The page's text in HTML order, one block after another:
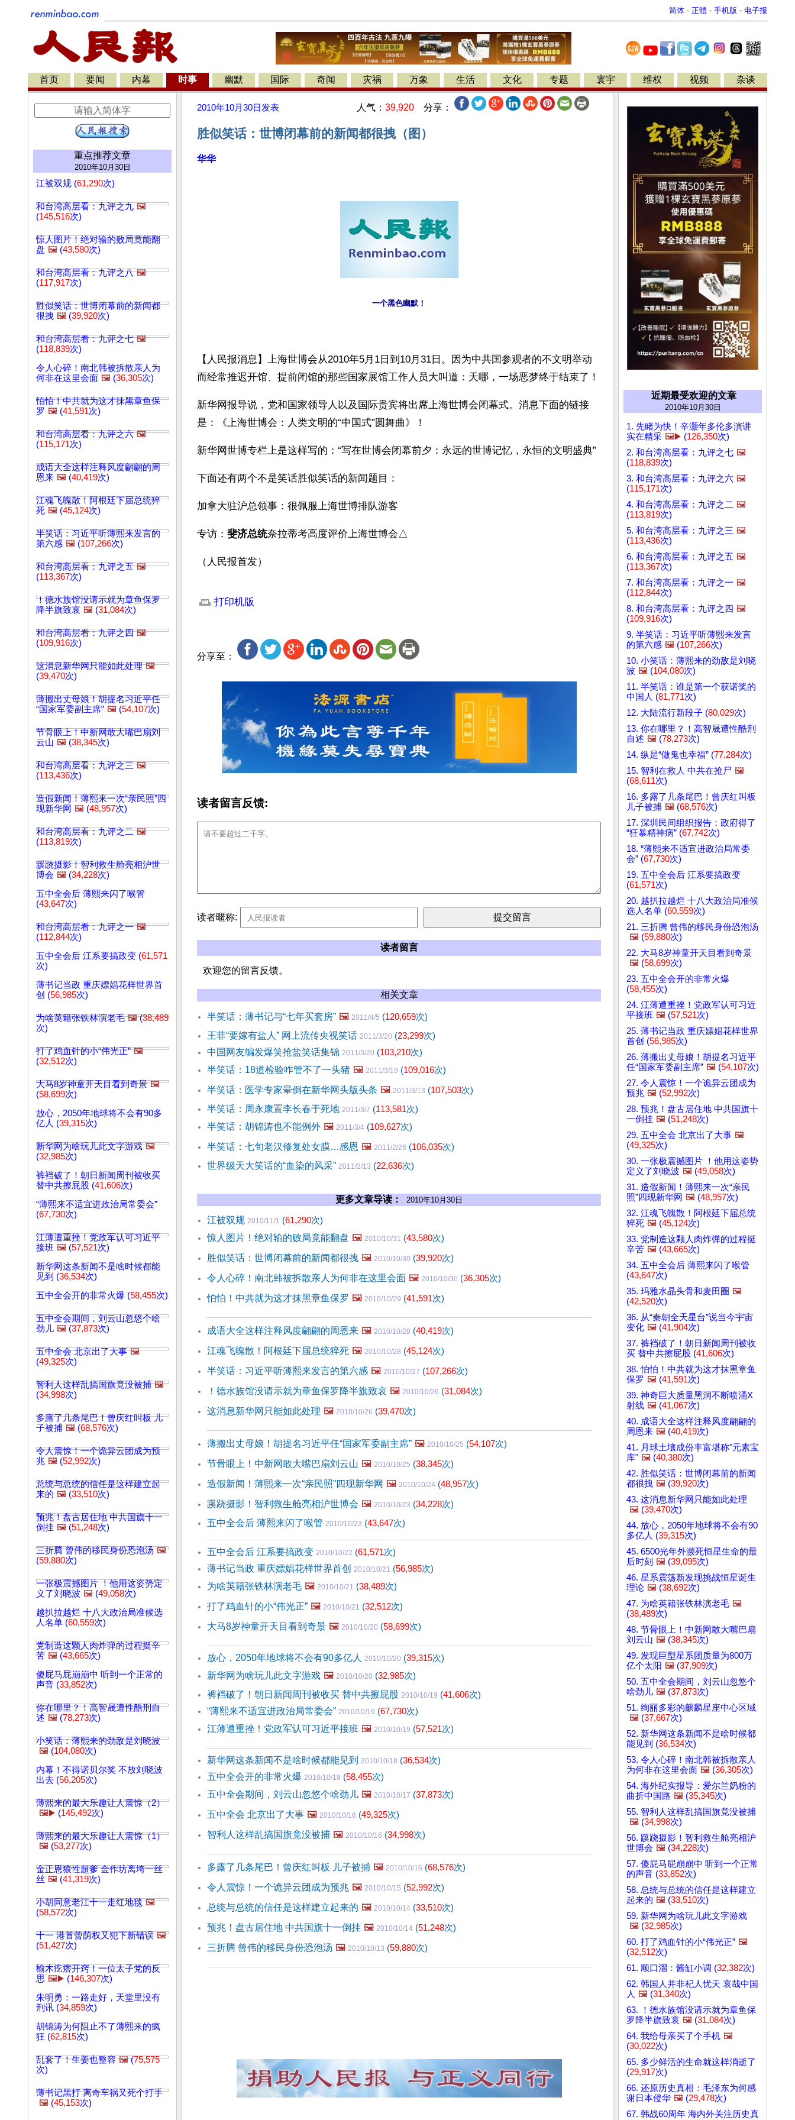
简体 - 正體 - 手机版 - 电子报
首页 要闻 内幕 时事 幽默 国际 奇闻 灾祸 万象 生活 文化 专题 寰宇 维权 视频 杂谈
重点推荐文章
2010年10月30日
江被双规 (61,290次)
和台湾高层看：九评之九 🖼️
(145,516次)
惊人图片！绝对输的败局竟能翻
盘 🖼️ (43,580次)
和台湾高层看：九评之八 🖼️
(117,917次)
胜似笑话：世博闭幕前的新闻都
很拽 🖼️ (39,920次)
和台湾高层看：九评之七 🖼️
(118,839次)
令人心碎！南北韩被拆散亲人为
何非在这里会面 🖼️ (36,305次)
怕怕！中共就为这才抹黑章鱼保
罗 🖼️ (41,591次)
和台湾高层看：九评之六 🖼️
(115,171次)
成语大全这样注释风度翩翩的周
恩来 🖼️ (40,419次)
江魂飞魄散！阿根廷下届总统猝
死 🖼️ (45,124次)
半笑话：习近平听薄熙来发言的
第六感 🖼️ (107,266次)
和台湾高层看：九评之五 🖼️
(113,367次)
！德水族馆没请示就为章鱼保罗
降半旗致哀 🖼️ (31,084次)
和台湾高层看：九评之四 🖼️
(109,916次)
这消息新华网只能如此处理 🖼️
(39,470次)
薄搬出丈母娘！胡提名习近平任
“国家军委副主席” 🖼️ (54,107次)
节骨眼上！中新网敢大嘴巴扇刘
云山 🖼️ (38,345次)
和台湾高层看：九评之三 🖼️
(113,436次)
造假新闻！薄熙来一次“亲民照”四
现新华网 🖼️ (48,957次)
和台湾高层看：九评之二 🖼️
(113,819次)
蹊跷摄影！智利救生舱亮相沪世
博会 🖼️ (34,228次)
五中全会后 薄熙来闪了喉管
(43,647次)
和台湾高层看：九评之一 🖼️
(112,844次)
五中全会后 江系要搞政变 (61,571
次)
薄书记当政 重庆嫖娼花样世界首
创 (56,985次)
为啥英籍张铁林演老毛 🖼️(38,489
次)
打了鸡血针的小“伟光正” 🖼️
(32,512次)
大马8岁神童开天目看到奇景 🖼️
(58,699次)
放心，2050年地球将不会有90多
亿人 (39,315次)
新华网为啥玩儿此文字游戏 🖼️
(32,985次)
裤裆破了！朝日新闻周刊被收买
替中共擦屁股 (41,606次)
“薄熙来不适宜进政治局常委会”
(67,730次)
江薄遭重挫！党政军认可习近平
接班 🖼️ (57,521次)
新华网这条新闻不是啥时候都能
见到 (36,534次)
五中全会开的非常火爆 (58,455次)
五中全会期间，刘云山忽悠个啥
劲儿 🖼️ (37,873次)
五中全会 北京出了大事 🖼️
(49,325次)
智利人这样乱搞国旗竟没被捕 🖼️
(34,998次)
多露了几条尾巴！曾庆红叫板 儿
子被捕 🖼️ (68,576次)
令人震惊！一个诡异云团成为预
兆 🖼️ (52,992次)
总统与总统的信任是这样建立起
来的 🖼️ (33,510次)
预兆！盘古居住地 中共国旗十一
倒挂 🖼️ (51,248次)
三折腾 曾伟的移民身份恐泡汤 🖼️
(59,880次)
一张极震撼图片 ！他用这姿势定
义了刘晓波 🖼️ (49,058次)
越扒拉越烂 十八大政治局准候选
人名单 (60,559次)
党制造这颗人肉炸弹的过程挺辛
苦 🖼️ (43,665次)
傻屁马屁崩崩中 听到一个正常的
声音 (33,852次)
你在哪里？！高智晟遭性酷刑自
述 🖼️ (78,273次)
小笑话：薄熙来的劲敌是刘晓波
🖼️ (104,080次)
内幕！不得诺贝尔奖 不放刘晓波
出去 (56,205次)
薄熙来的最大乐趣让人震惊（2）
🖼️▶️ (145,492次)
薄熙来的最大乐趣让人震惊（1）
🖼️ (53,277次)
金正恩狼性超爹 金作坊离垮一丝
丝 🖼️ (41,319次)
小胡同意老江十一走红地毯 🖼️
(58,572次)
十一 港首曾荫权又犯下新错误 🖼️
(51,427次)
榆木疙瘩开窍！一位太子党的反
思 🖼️▶️ (146,307次)
朱明勇：一路走好，天堂里没有
刑讯 (34,859次)
胡锦涛为何阻止不了薄熙来的疯
狂 (62,815次)
乱套了！生姜也整容 🖼️(75,575
次)
薄书记黑打 离奇车祸又死个打手
🖼️ (45,153次)
2010年10月30日 发表 人气： 39,920 分享：
胜似笑话：世博闭幕前的新闻都很拽（图）
华华
一个黑色幽默！
【人民报消息】上海世博会从2010年5月1日到10月31日。因为中共国参观者的不文明举动
而经常推迟开馆、提前闭馆的那些国家展馆工作人员大叫道：天哪，一场恶梦终于结束了！
新华网报导说，党和国家领导人以及国际贵宾将出席上海世博会闭幕式。消息下面的链接
是：《上海世博会：人类文明的“中国式”圆舞曲》！
新华网世博专栏上是这样写的：“写在世博会闭幕前夕：永远的世博记忆，永恒的文明盛典”
下面还有两个不是笑话胜似笑话的新闻题目：
加拿大驻沪总领事：很佩服上海世博排队游客
专访： 斐济总统奈拉蒂考高度评价上海世博会△
（人民报首发）
打印机版
分享至：
读者留言反馈:
读者暱称:
读者留言
欢迎您的留言反馈。
相关文章
半笑话：薄书记与“七年买套房” 🖼️ 2011/4/5 (120,659次)
王菲“要嫁有盐人” 网上流传央视笑话 2011/3/20 (23,299次)
中国网友编发爆笑抢盐笑话集锦 2011/3/20 (103,210次)
半笑话：18道检验咋管不了一头猪 🖼️ 2011/3/19 (109,016次)
半笑话：医学专家晕倒在新华网头版头条 🖼️ 2011/3/13 (107,503次)
半笑话：周永康置李长春于死地 2011/3/7 (113,581次)
半笑话：胡锦涛也不能例外 🖼️ 2011/3/4 (109,627次)
半笑话：七旬老汉修复处女膜…感恩 🖼️ 2011/2/26 (106,035次)
世界级天大笑话的“血染的风采” 2011/2/13 (22,636次)
更多文章导读： 2010年10月30日
江被双规 2010/11/1 (61,290次)
惊人图片！绝对输的败局竟能翻盘 🖼️ 2010/10/31 (43,580次)
胜似笑话：世博闭幕前的新闻都很拽 🖼️ 2010/10/30 (39,920次)
令人心碎！南北韩被拆散亲人为何非在这里会面 🖼️ 2010/10/30 (36,305次)
怕怕！中共就为这才抹黑章鱼保罗 🖼️ 2010/10/29 (41,591次)
成语大全这样注释风度翩翩的周恩来 🖼️ 2010/10/28 (40,419次)
江魂飞魄散！阿根廷下届总统猝死 🖼️ 2010/10/28 (45,124次)
半笑话：习近平听薄熙来发言的第六感 🖼️ 2010/10/27 (107,266次)
！德水族馆没请示就为章鱼保罗降半旗致哀 🖼️ 2010/10/26 (31,084次)
这消息新华网只能如此处理 🖼️ 2010/10/26 (39,470次)
薄搬出丈母娘！胡提名习近平任“国家军委副主席” 🖼️ 2010/10/25 (54,107次)
节骨眼上！中新网敢大嘴巴扇刘云山 🖼️ 2010/10/25 (38,345次)
造假新闻！薄熙来一次“亲民照”四现新华网 🖼️ 2010/10/24 (48,957次)
蹊跷摄影！智利救生舱亮相沪世博会 🖼️ 2010/10/23 (34,228次)
五中全会后 薄熙来闪了喉管 2010/10/23 (43,647次)
五中全会后 江系要搞政变 2010/10/22 (61,571次)
薄书记当政 重庆嫖娼花样世界首创 2010/10/21 (56,985次)
为啥英籍张铁林演老毛 🖼️ 2010/10/21 (38,489次)
打了鸡血针的小“伟光正” 🖼️ 2010/10/21 (32,512次)
大马8岁神童开天目看到奇景 🖼️ 2010/10/20 (58,699次)
放心，2050年地球将不会有90多亿人 2010/10/20 (39,315次)
新华网为啥玩儿此文字游戏 🖼️ 2010/10/20 (32,985次)
裤裆破了！朝日新闻周刊被收买 替中共擦屁股 2010/10/19 (41,606次)
“薄熙来不适宜进政治局常委会” 2010/10/19 (67,730次)
江薄遭重挫！党政军认可习近平接班 🖼️ 2010/10/19 (57,521次)
新华网这条新闻不是啥时候都能见到 2010/10/18 (36,534次)
五中全会开的非常火爆 2010/10/18 (58,455次)
五中全会期间，刘云山忽悠个啥劲儿 🖼️ 2010/10/17 (37,873次)
五中全会 北京出了大事 🖼️ 2010/10/16 (49,325次)
智利人这样乱搞国旗竟没被捕 🖼️ 2010/10/16 (34,998次)
多露了几条尾巴！曾庆红叫板 儿子被捕 🖼️ 2010/10/16 (68,576次)
令人震惊！一个诡异云团成为预兆 🖼️ 2010/10/15 (52,992次)
总统与总统的信任是这样建立起来的 🖼️ 2010/10/14 (33,510次)
预兆！盘古居住地 中共国旗十一倒挂 🖼️ 2010/10/14 (51,248次)
三折腾 曾伟的移民身份恐泡汤 🖼️ 2010/10/13 (59,880次)
近期最受欢迎的文章
2010年10月30日
1. 先睹为快！辛灏年多伦多演讲
实在精采 🖼️▶️ (126,350次)
2. 和台湾高层看：九评之七 🖼️
(118,839次)
3. 和台湾高层看：九评之六 🖼️
(115,171次)
4. 和台湾高层看：九评之二 🖼️
(113,819次)
5. 和台湾高层看：九评之三 🖼️
(113,436次)
6. 和台湾高层看：九评之五 🖼️
(113,367次)
7. 和台湾高层看：九评之一 🖼️
(112,844次)
8. 和台湾高层看：九评之四 🖼️
(109,916次)
9. 半笑话：习近平听薄熙来发言
的第六感 🖼️ (107,266次)
10. 小笑话：薄熙来的劲敌是刘晓
波 🖼️ (104,080次)
11. 半笑话：谁是第一个获诺奖的
中国人 (81,771次)
12. 大陆流行新段子 (80,029次)
13. 你在哪里？！高智晟遭性酷刑
自述 🖼️ (78,273次)
14. 纵是“做鬼也幸福” (77,284次)
15. 智利在救人 中共在抢尸 🖼️
(68,611次)
16. 多露了几条尾巴！曾庆红叫板
儿子被捕 🖼️ (68,576次)
17. 深圳民间组织报告：政府得了
“狂暴精神病” (67,742次)
18. “薄熙来不适宜进政治局常委
会” (67,730次)
19. 五中全会后 江系要搞政变
(61,571次)
20. 越扒拉越烂 十八大政治局准候
选人名单 (60,559次)
21. 三折腾 曾伟的移民身份恐泡汤
🖼️ (59,880次)
22. 大马8岁神童开天目看到奇景
🖼️ (58,699次)
23. 五中全会开的非常火爆
(58,455次)
24. 江薄遭重挫！党政军认可习近
平接班 🖼️ (57,521次)
25. 薄书记当政 重庆嫖娼花样世界
首创 (56,985次)
26. 薄搬出丈母娘！胡提名习近平
任“国家军委副主席” 🖼️ (54,107次)
27. 令人震惊！一个诡异云团成为
预兆 🖼️ (52,992次)
28. 预兆！盘古居住地 中共国旗十
一倒挂 🖼️ (51,248次)
29. 五中全会 北京出了大事 🖼️
(49,325次)
30. 一张极震撼图片 ！他用这姿势
定义了刘晓波 🖼️ (49,058次)
31. 造假新闻！薄熙来一次“亲民
照”四现新华网 🖼️ (48,957次)
32. 江魂飞魄散！阿根廷下届总统
猝死 🖼️ (45,124次)
33. 党制造这颗人肉炸弹的过程挺
辛苦 🖼️ (43,665次)
34. 五中全会后 薄熙来闪了喉管
(43,647次)
35. 玛雅水晶头骨和麦田圈 🖼️
(42,520次)
36. 从“秦朝全天星台”说当今宇宙
变化 🖼️ (41,904次)
37. 裤裆破了！朝日新闻周刊被收
买 替中共擦屁股 (41,606次)
38. 怕怕！中共就为这才抹黑章鱼
保罗 🖼️ (41,591次)
39. 神奇巨大质量黑洞不断喷涌X
射线 🖼️ (41,067次)
40. 成语大全这样注释风度翩翩的
周恩来 🖼️ (40,419次)
41. 月球土壤成份丰富堪称"元素宝
库" 🖼️ (40,380次)
42. 胜似笑话：世博闭幕前的新闻
都很拽 🖼️ (39,920次)
43. 这消息新华网只能如此处理
🖼️ (39,470次)
44. 放心，2050年地球将不会有90
多亿人 (39,315次)
45. 6500光年外濒死恒星生命的最
后时刻 🖼️ (39,095次)
46. 星系震荡新发现挑战恒星诞生
理论 🖼️ (38,692次)
47. 为啥英籍张铁林演老毛 🖼️
(38,489次)
48. 节骨眼上！中新网敢大嘴巴扇
刘云山 🖼️ (38,345次)
49. 发现巨型星系团质量为800万
亿个太阳 🖼️ (37,909次)
50. 五中全会期间，刘云山忽悠个
啥劲儿 🖼️ (37,873次)
51. 绚丽多彩的麒麟星座中心区域
🖼️ (37,667次)
52. 新华网这条新闻不是啥时候都
能见到 (36,534次)
53. 令人心碎！南北韩被拆散亲人
为何非在这里会面 🖼️ (36,305次)
54. 海外纪实报导：爱尔兰奶粉的
曲折中国路 🖼️ (35,345次)
55. 智利人这样乱搞国旗竟没被捕
🖼️ (34,998次)
56. 蹊跷摄影！智利救生舱亮相沪
世博会 🖼️ (34,228次)
57. 傻屁马屁崩崩中 听到一个正常
的声音 (33,852次)
58. 总统与总统的信任是这样建立
起来的 🖼️ (33,510次)
59. 新华网为啥玩儿此文字游戏
🖼️ (32,985次)
60. 打了鸡血针的小“伟光正” 🖼️
(32,512次)
61. 顺口溜：酱缸小调 (32,382次)
62. 韩国人并非杞人忧天 哀哉中国
人 🖼️ (31,340次)
63. ！德水族馆没请示就为章鱼保
罗降半旗致哀 🖼️ (31,084次)
64. 我给母亲买了个手机 🖼️
(30,022次)
65. 多少鲜活的生命就这样消逝了
(29,917次)
66. 还原历史真相：毛泽东为何感
谢日本侵华 🖼️ (29,478次)
67. 韩战60周年 海内外关注历史真